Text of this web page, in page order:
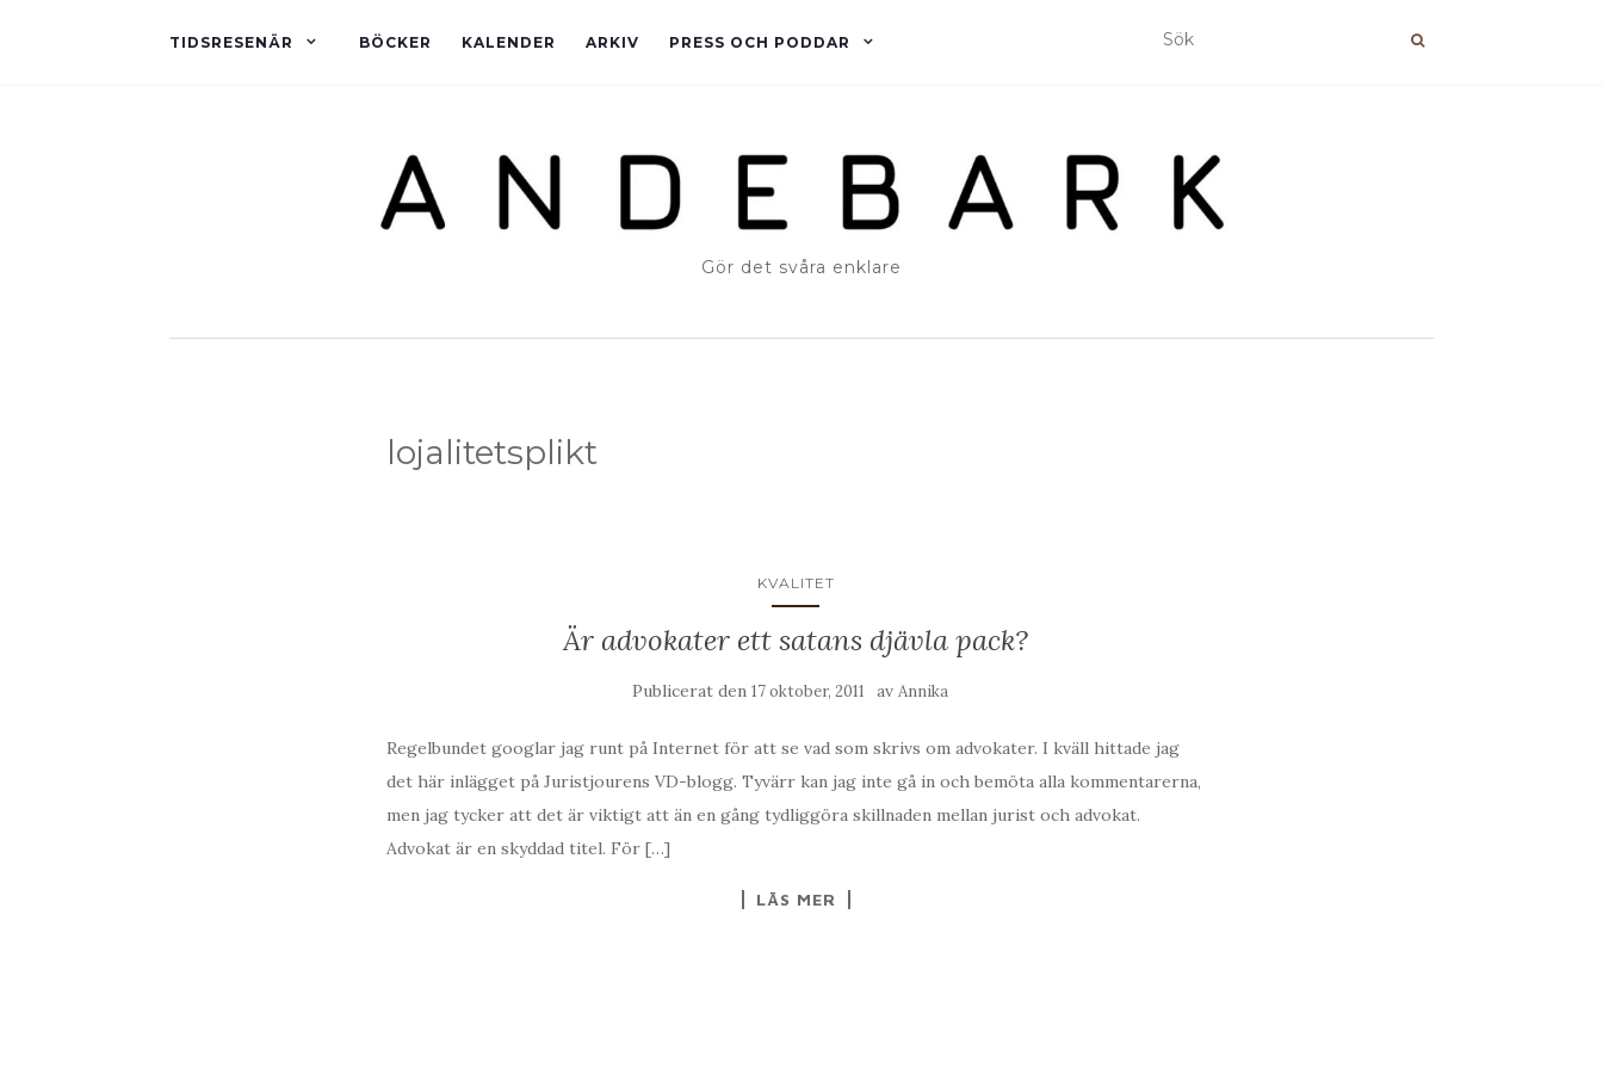
TIDSRESENÄR BÖCKER KALENDER ARKIV PRESS OCH PODDAR
Gör det svåra enklare
lojalitetsplikt
KVALITET
Är advokater ett satans djävla pack?
Publicerat den 17 oktober, 2011 av Annika
Regelbundet googlar jag runt på Internet för att se vad som skrivs om advokater. I kväll hittade jag
det här inlägget på Juristjourens VD-blogg. Tyvärr kan jag inte gå in och bemöta alla kommentarerna,
men jag tycker att det är viktigt att än en gång tydliggöra skillnaden mellan jurist och advokat.
Advokat är en skyddad titel. För […]
LÄS MER